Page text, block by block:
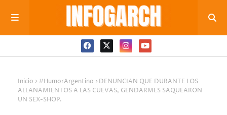
Inicio #HumorArgentino
DENUNCIAN QUE DURANTE LOS
ALLANAMIENTOS A LAS CUEVAS, GENDARMES SAQUEARON
UN SEX-SHOP.